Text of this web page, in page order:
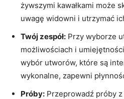
żywszymi kawałkami może
uwagę widowni i utrzymać
Twój zespół: Przy wyborze
możliwościach i
wybór utworów, które są
wykonalne, zapewni
Próby: Przeprowadź próby